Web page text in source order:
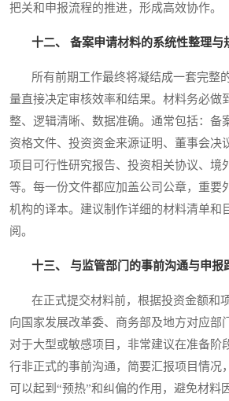
把关和申报流程的推进，形成高效协作。
十二、 备案申请材料的系统性整理与
所有前期工作最终将凝结成一套完整
量直接决定审核效率和结果。材料务必做
整、逻辑清晰、数据准确。通常包括：备
资格文件、投资资金来源证明、董事会决
项目可行性研究报告、投资相关协议、境
等。每一份文件都应加盖公司公章，重要
机构的译本。建议制作详细的材料清单和
阅。
十三、 与监管部门的事前沟通与申报
在正式提交材料前，根据投资金额和
向国家发展改革委、商务部及地方对应部
对于大型或敏感项目，非常建议在准备阶
行非正式的事前沟通，简要汇报项目情况
可以起到“预热”和纠偏的作用，避免材料